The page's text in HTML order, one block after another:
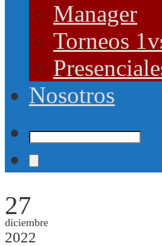
Manager
Torneos
Nosotros
27
diciembre
2022